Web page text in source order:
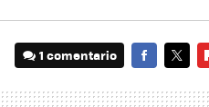
1 comentario